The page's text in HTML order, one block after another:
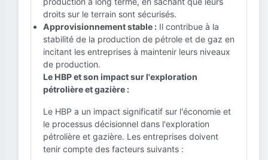
droits sur le terrain sont sécurisés.
Approvisionnement stable : Il contribue à la
stabilité de la production de pétrole et de gaz en
incitant les entreprises à maintenir leurs niveaux
de production.
Le HBP et son impact sur l'exploration
pétrolière et gazière :
Le HBP a un impact significatif sur l'économie et
le processus décisionnel dans l'exploration
pétrolière et gazière. Les entreprises doivent
tenir compte des facteurs suivants :